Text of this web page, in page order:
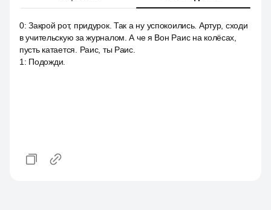
0:Закрой рот, придурок. Так а ну успокоились. Артур, сходи
в учительскую за журналом. А че я Вон Раис на колёсах,
пусть катается. Раис, ты Раис.
1 : Подожди.